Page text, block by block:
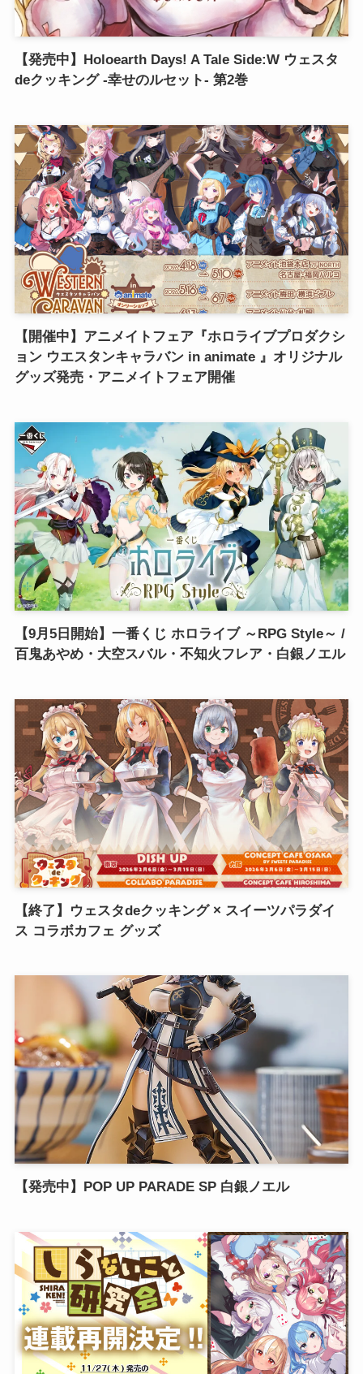
【発売中】Holoearth Days! A Tale Side:W ウェスタ
deクッキング -幸せのルセット- 第2巻
【開催中】アニメイトフェア『ホロライブプロダクシ
ョン ウエスタンキャラバン in animate 』オリジナル
グッズ発売・アニメイトフェア開催
【9月5日開始】一番くじ ホロライブ ～RPG Style～ /
百鬼あやめ・大空スバル・不知火フレア・白銀ノエル
【終了】ウェスタdeクッキング × スイーツパラダイ
ス コラボカフェ グッズ
【発売中】POP UP PARADE SP 白銀ノエル